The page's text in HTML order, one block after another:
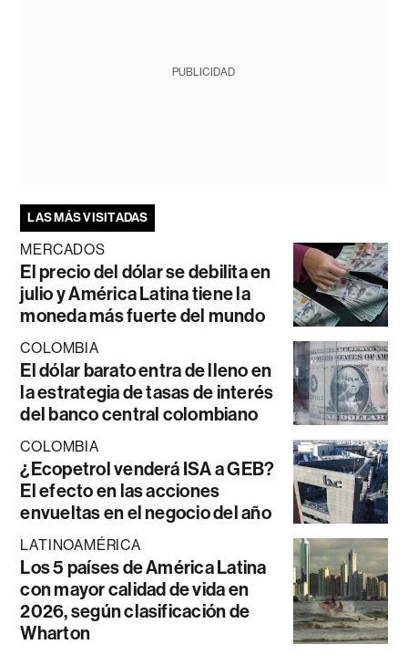
PUBLICIDAD
LAS MÁS VISITADAS
MERCADOS
El precio del dólar se debilita en
julio y América Latina tiene la
moneda más fuerte del mundo
COLOMBIA
El dólar barato entra de lleno en
la estrategia de tasas de interés
del banco central colombiano
COLOMBIA
¿Ecopetrol venderá ISA a GEB?
El efecto en las acciones
envueltas en el negocio del año
LATINOAMÉRICA
Los 5 países de América Latina
con mayor calidad de vida en
2026, según clasificación de
Wharton